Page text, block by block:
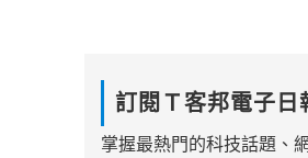
訂閱Ｔ客邦電子日
掌握最熱門的科技話題、